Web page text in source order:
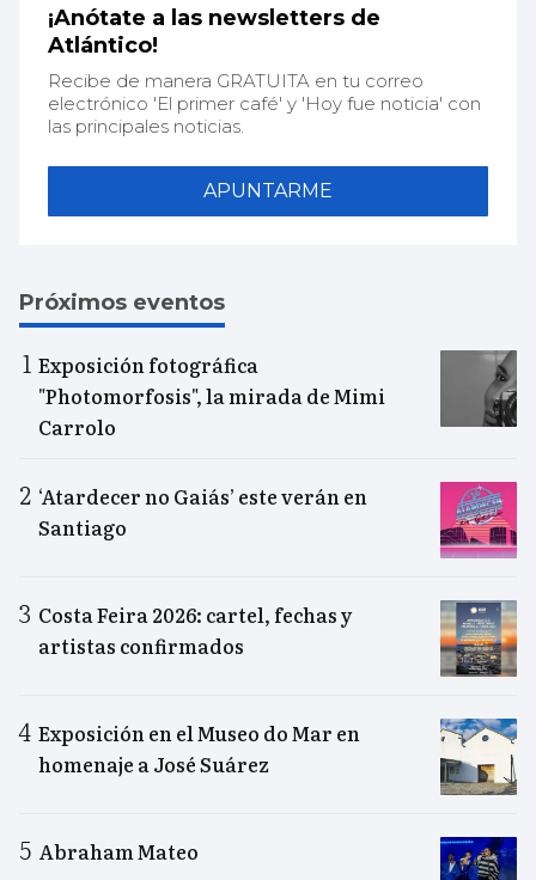
¡Anótate a las newsletters de
Atlántico!
Recibe de manera GRATUITA en tu correo
electrónico 'El primer café' y 'Hoy fue noticia' con
las principales noticias.
APUNTARME
Próximos eventos
Exposición fotográfica
"Photomorfosis", la mirada de Mimi
Carrolo
‘Atardecer no Gaiás’ este verán en
Santiago
Costa Feira 2026: cartel, fechas y
artistas confirmados
Exposición en el Museo do Mar en
homenaje a José Suárez
Abraham Mateo